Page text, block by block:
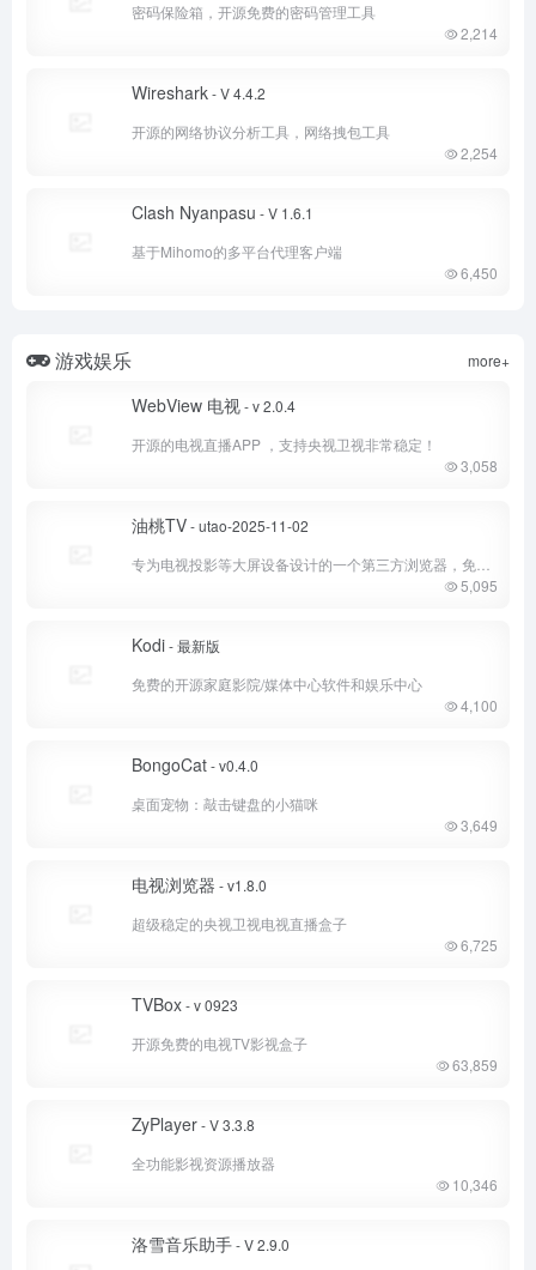
密码保险箱，开源免费的密码管理工具
2,214
Wireshark- V 4.4.2
开源的网络协议分析工具，网络拽包工具
2,254
Clash Nyanpasu - V 1.6.1
基于Mihomo的多平台代理客户端
6,450
游戏娱乐 more+
WebView 电视- v 2.0.4
开源的电视直播APP ，支持央视卫视非常稳定！
3,058
油桃TV- utao-2025-11-02
5,095
Kodi- 最新版
免费的开源家庭影院/媒体中心软件和娱乐中心
4,100
BongoCat- v0.4.0
桌面宠物：敲击键盘的小猫咪
3,649
电视浏览器 - v1.8.0
超级稳定的央视卫视电视直播盒子
6,725
TVBox- v 0923
开源免费的电视TV影视盒子
63,859
ZyPlayer- V 3.3.8
全功能影视资源播放器
10,346
洛雪音乐助手- V 2.9.0